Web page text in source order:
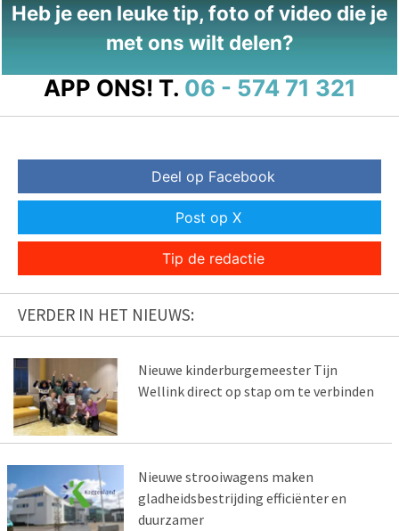
Heb je een leuke tip, foto of video die je
met ons wilt delen?
APP ONS! T. 06 - 574 71 321
Deel op Facebook
Post op X
Tip de redactie
VERDER IN HET NIEUWS:
Nieuwe kinderburgemeester Tijn
Wellink direct op stap om te verbinden
Nieuwe strooiwagens maken
gladheidsbestrijding efficiënter en
duurzamer